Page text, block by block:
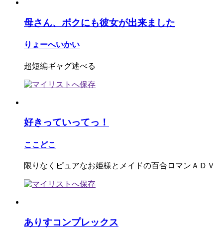
母さん、ボクにも彼女が出来ました
りょーへいかい
超短編ギャグ述べる
好きっていってっ！
ここどこ
限りなくピュアなお姫様とメイドの百合ロマンＡＤＶ
ありすコンプレックス